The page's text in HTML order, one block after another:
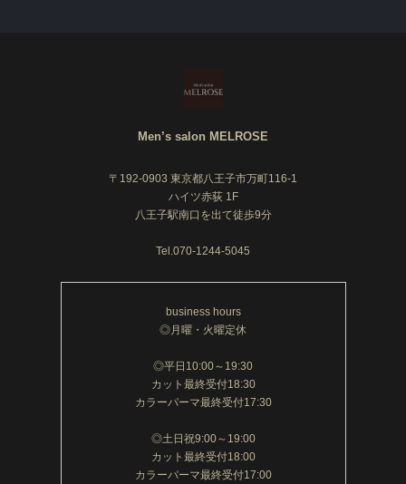
Men’s salon MELROSE
〒192-0903 東京都八王子市万町116-1
ハイツ赤荻 1F
八王子駅南口を出て徒歩9分
Tel.070-1244-5045
business hours
◎月曜・火曜定休
◎平日10:00～19:30
カット最終受付18:30
カラーパーマ最終受付17:30
◎土日祝9:00～19:00
カット最終受付18:00
カラーパーマ最終受付17:00